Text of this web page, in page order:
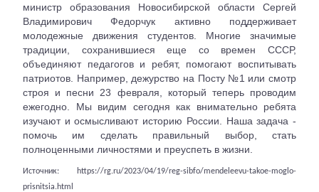
министр образования Новосибирской области Сергей
Владимирович Федорчук активно поддерживает
молодежные движения студентов. Многие значимые
традиции, сохранившиеся еще со времен СССР,
объединяют педагогов и ребят, помогают воспитывать
патриотов. Например, дежурство на Посту №1 или смотр
строя и песни 23 февраля, который теперь проводим
ежегодно. Мы видим сегодня как внимательно ребята
изучают и осмысливают историю России. Наша задача -
помочь им сделать правильный выбор, стать
полноценными личностями и преуспеть в жизни.
Источник: https://rg.ru/2023/04/19/reg-sibfo/mendeleevu-takoe-moglo-
prisnitsia.html